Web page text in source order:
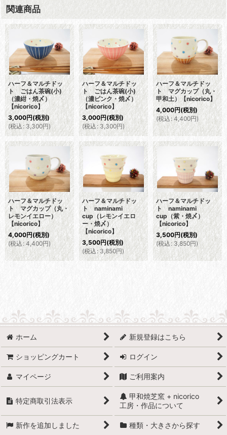
関連商品
ハーフ＆マルチドッ
ト ごはん茶碗(小)
（濃紺・焼〆）
【nicorico】
3,000円(税別)
(税込 : 3,300円)
ハーフ＆マルチドッ
ト ごはん茶碗(小)
（濃ピンク・焼〆）
【nicorico】
3,000円(税別)
(税込 : 3,300円)
ハーフ＆マルチドッ
ト マグカップ（丸・
甲和土）【nicorico】
4,000円(税別)
(税込 : 4,400円)
ハーフ＆マルチドッ
ト マグカップ（丸・
レモンイエロー）
【nicorico】
4,000円(税別)
(税込 : 4,400円)
ハーフ＆マルチドッ
ト naminami
cup（レモンイエロ
ー・焼〆）
【nicorico】
3,500円(税別)
(税込 : 3,850円)
ハーフ＆マルチドッ
ト naminami
cup（紫・焼〆）
【nicorico】
3,500円(税別)
(税込 : 3,850円)
ホーム 新規登録はこちら
ショッピングカート ログイン
マイページ ご利用案内
特定商取引法表示
甲和焼芝窯 + nicorico
工房・作品について
新作を追加しました 種類・大きさから探す